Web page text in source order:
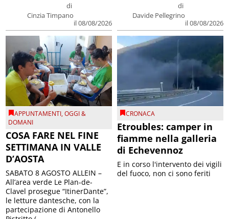
di
Cinzia Timpano
il 08/08/2026
di
Davide Pellegrino
il 08/08/2026
APPUNTAMENTI,OGGI &
DOMANI
COSA FARE NEL FINE
SETTIMANA IN VALLE
D’AOSTA
SABATO 8 AGOSTO ALLEIN –
All’area verde Le Plan-de-
Clavel prosegue “ItinerDante”,
le letture dantesche, con la
partecipazione di Antonello
CRONACA
Etroubles: camper in
fiamme nella galleria
di Echevennoz
E in corso l'intervento dei vigili
del fuoco, non ci sono feriti